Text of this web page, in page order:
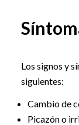
Los signos y
siguientes:
Cambio de
Picazón o